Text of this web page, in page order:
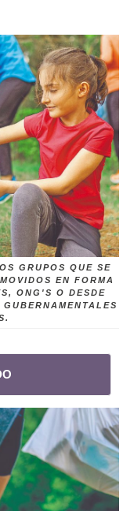
GRUPOS QUE SE
EN FORMA
ONG'S O DESDE